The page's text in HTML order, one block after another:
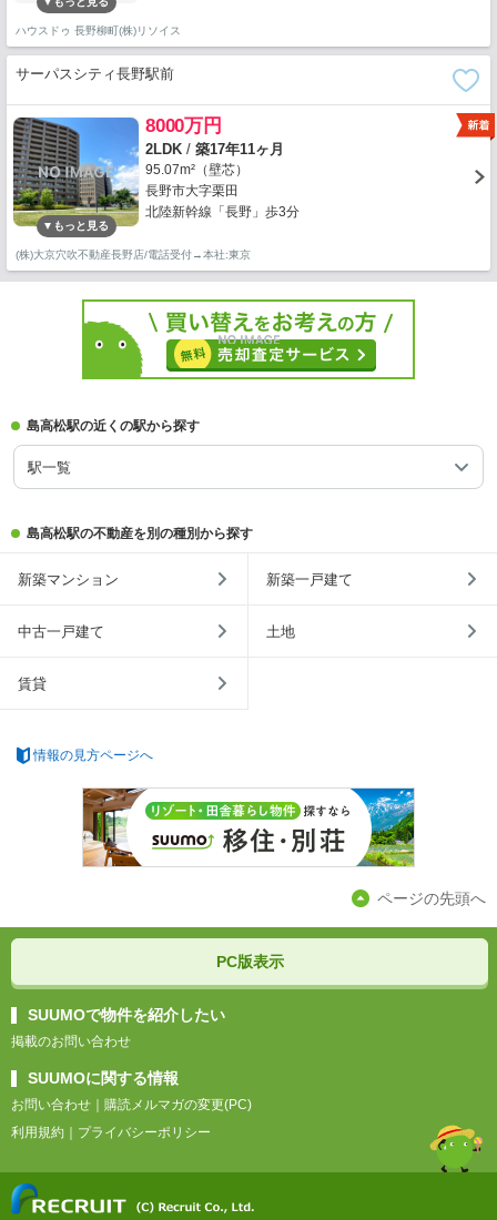
ハウスドゥ 長野柳町(株)リソイス
サーパスシティ長野駅前
8000万円
2LDK / 築17年11ヶ月
95.07m²（壁芯）
長野市大字栗田
北陸新幹線「長野」歩3分
(株)大京穴吹不動産長野店/電話受付→本社:東京
島高松駅の近くの駅から探す
駅一覧
島高松駅の不動産を別の種別から探す
新築マンション 新築一戸建て
中古一戸建て 土地
賃貸
情報の見方ページへ
ページの先頭へ
PC版表示
SUUMOで物件を紹介したい
掲載のお問い合わせ
SUUMOに関する情報
お問い合わせ
購読メルマガの変更(PC)
利用規約
プライバシーポリシー